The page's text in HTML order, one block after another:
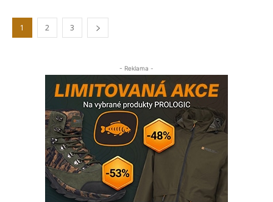
1 2 3
- Reklama -